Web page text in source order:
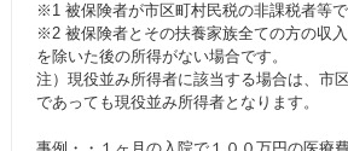
※1 被保険者が市区町村民税の非課税者等で
※2 被保険者とその扶養家族全ての方の収
を除いた後の所得がない場合です。
注）現役並み所得者に該当する場合は、市
であっても現役並み所得者となります。